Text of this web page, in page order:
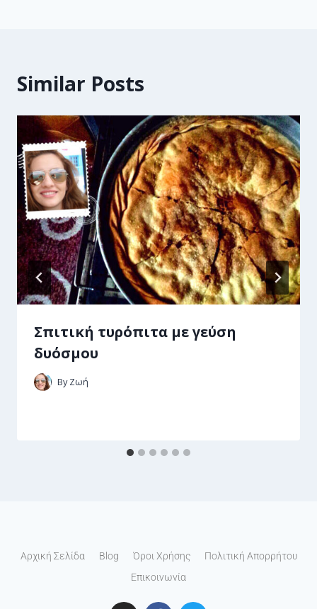
Similar Posts
Σπιτική τυρόπιτα με γεύση
δυόσμου
By Ζωή
Αρχική Σελίδα Blog Όροι Χρήσης
Πολιτική Απορρήτου
Επικοινωνία